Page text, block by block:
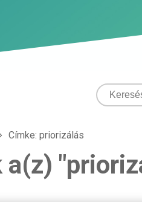
Címke: priorizálás
a(z)